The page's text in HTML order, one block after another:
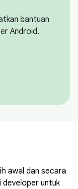
bantuan
Android.
awal dan secara
untuk